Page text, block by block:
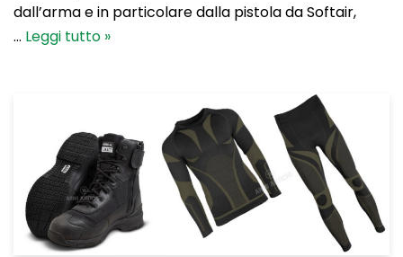
dall’arma e in particolare dalla pistola da Softair,
… Leggi tutto »